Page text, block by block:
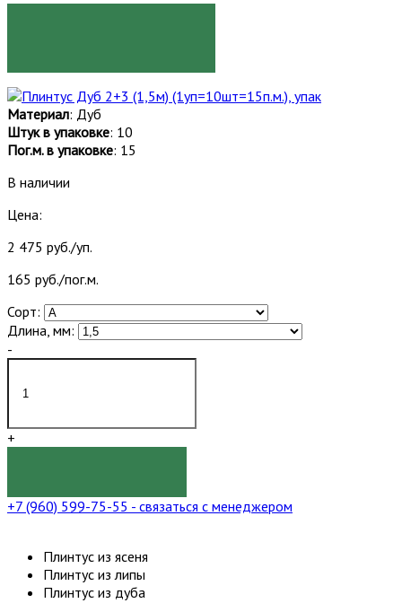
Материал: Дуб
Штук в упаковке: 10
Пог.м. в упаковке: 15
В наличии
Цена:
2 475 руб./уп.
165 руб./пог.м.
Сорт:
Длина, мм:
-
+
+7 (960) 599-75-55 - связаться с менеджером
Плинтус из ясеня
Плинтус из липы
Плинтус из дуба